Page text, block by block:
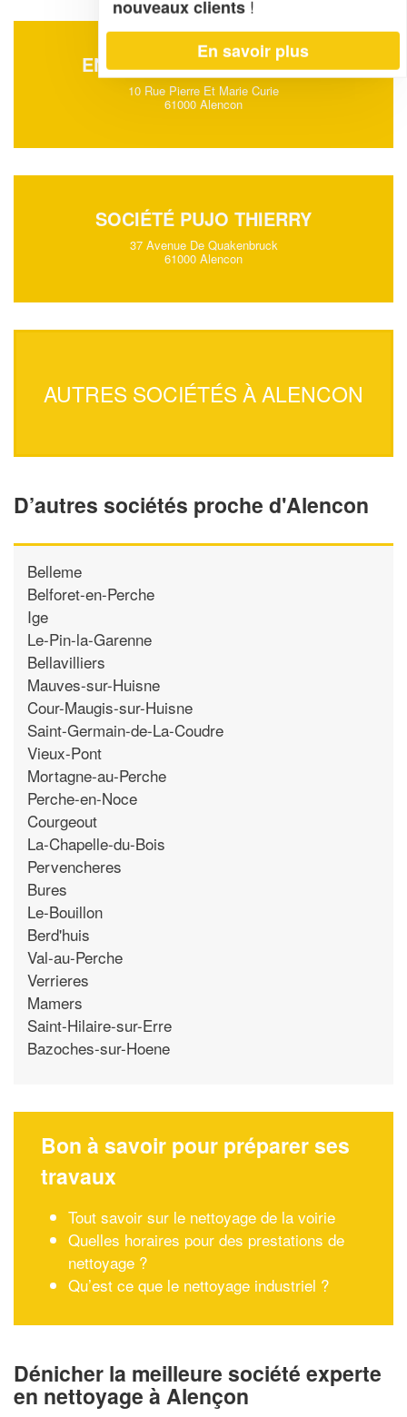
ENTREPRISE SALAMA SAID
10 Rue Pierre Et Marie Curie
61000 Alencon
SOCIÉTÉ PUJO THIERRY
37 Avenue De Quakenbruck
61000 Alencon
AUTRES SOCIÉTÉS À ALENCON
D’autres sociétés proche d'Alencon
Belleme
Belforet-en-Perche
Ige
Le-Pin-la-Garenne
Bellavilliers
Mauves-sur-Huisne
Cour-Maugis-sur-Huisne
Saint-Germain-de-La-Coudre
Vieux-Pont
Mortagne-au-Perche
Perche-en-Noce
Courgeout
La-Chapelle-du-Bois
Pervencheres
Bures
Le-Bouillon
Berd'huis
Val-au-Perche
Verrieres
Mamers
Saint-Hilaire-sur-Erre
Bazoches-sur-Hoene
Bon à savoir pour préparer ses
travaux
Tout savoir sur le nettoyage de la voirie
Quelles horaires pour des prestations de
nettoyage ?
Qu’est ce que le nettoyage industriel ?
Dénicher la meilleure société experte
en nettoyage à Alençon
nouveaux clients !
En savoir plus